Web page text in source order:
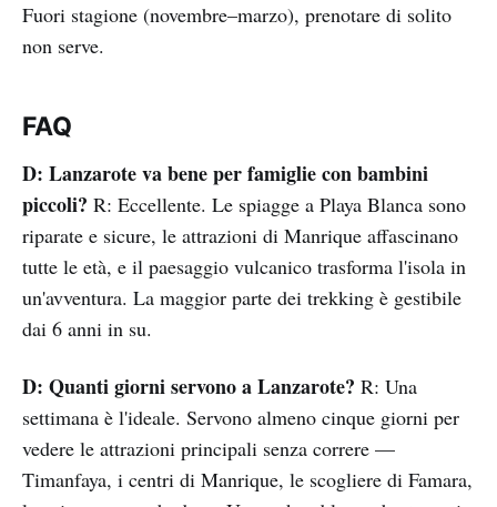
Fuori stagione (novembre–marzo), prenotare di solito
non serve.
FAQ
D: Lanzarote va bene per famiglie con bambini
piccoli? R: Eccellente. Le spiagge a Playa Blanca sono
riparate e sicure, le attrazioni di Manrique affascinano
tutte le età, e il paesaggio vulcanico trasforma l'isola in
un'avventura. La maggior parte dei trekking è gestibile
dai 6 anni in su.
D: Quanti giorni servono a Lanzarote? R: Una
settimana è l'ideale. Servono almeno cinque giorni per
vedere le attrazioni principali senza correre —
Timanfaya, i centri di Manrique, le scogliere di Famara,